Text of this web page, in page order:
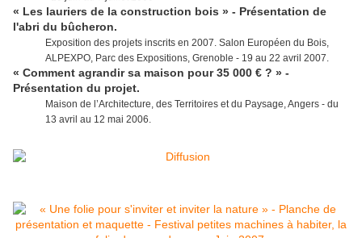
« Les lauriers de la construction bois » - Présentation de
l'abri du bûcheron.
Exposition des projets inscrits en 2007. Salon Européen du Bois,
ALPEXPO, Parc des Expositions, Grenoble - 19 au 22 avril 2007.
« Comment agrandir sa maison pour 35 000 € ? » -
Présentation du projet.
Maison de l’Architecture, des Territoires et du Paysage, Angers - du
13 avril au 12 mai 2006.